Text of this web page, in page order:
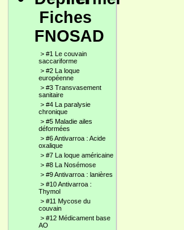
Fiches
FNOSAD
> #1 Le couvain
saccariforme
> #2 La loque
européenne
> #3 Transvasement
sanitaire
> #4 La paralysie
chronique
> #5 Maladie ailes
déformées
> #6 Antivarroa : Acide
oxalique
> #7 La loque américaine
> #8 La Nosémose
> #9 Antivarroa : lanières
> #10 Antivarroa :
Thymol
> #11 Mycose du
couvain
> #12 Médicament base
AO